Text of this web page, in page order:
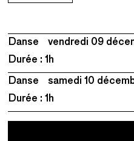
Danse
vendredi 09
Durée : 1h
Danse
samedi 10
Durée : 1h